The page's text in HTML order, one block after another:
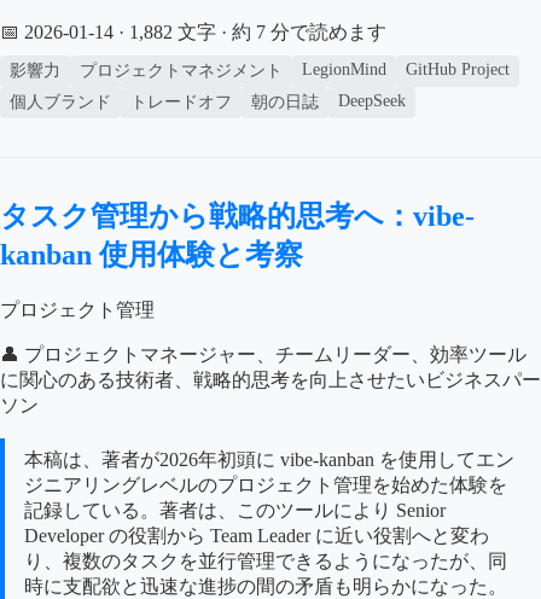
📅 2026-01-14 · 1,882 文字 · 約 7 分で読めます
影響力 プロジェクトマネジメント LegionMind
GitHub Project
個人ブランド
トレードオフ 朝の日誌 DeepSeek
タスク管理から戦略的思考へ：vibe-
kanban 使用体験と考察
プロジェクト管理
👤 プロジェクトマネージャー、チームリーダー、効率ツール
に関心のある技術者、戦略的思考を向上させたいビジネスパー
ソン
本稿は、著者が2026年初頭に vibe-kanban を使用してエン
ジニアリングレベルのプロジェクト管理を始めた体験を
記録している。著者は、このツールにより Senior
Developer の役割から Team Leader に近い役割へと変わ
り、複数のタスクを並行管理できるようになったが、同
時に支配欲と迅速な進捗の間の矛盾も明らかになった。